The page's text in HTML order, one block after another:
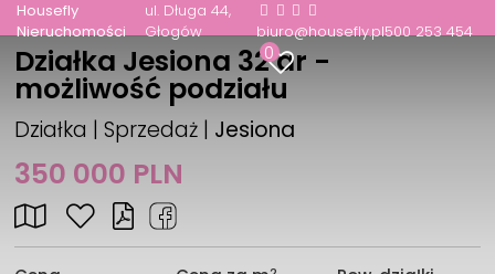
Housefly
Nieruchomości
ul. Długa 44
Głogów
biuro@housefly.pl500 253 454
0
Działka Jesiona 32 ar -
możliwość podziału
Działka | Sprzedaż | Jesiona
350 000 PLN